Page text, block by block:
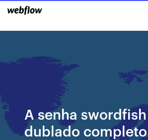
A senha swordfish
dublado completo